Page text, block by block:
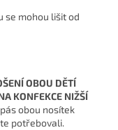
se mohou lišit od
OBOU DĚTÍ
KONFEKCE NIŽŠÍ
obou nosítek
potřebovali.